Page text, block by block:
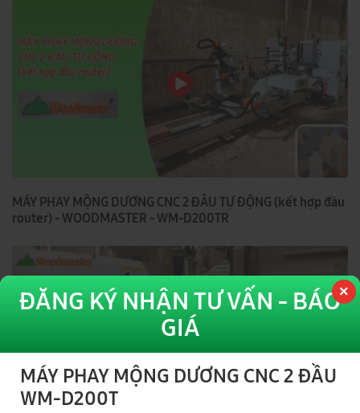
ĐĂNG KÝ NHẬN TƯ VẤN - BÁO
GIÁ
MÁY PHAY MỘNG DƯƠNG CNC 2 ĐẦU
WM-D200T
MÁY PHAY MỘNG DƯƠNG CNC 2 ĐẦU TỰ ĐỘNG (kết hợp đầu
router) - WOODMASTER - WM-D200TR